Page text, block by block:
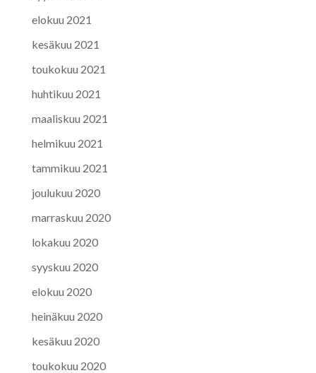
elokuu 2021
kesäkuu 2021
toukokuu 2021
huhtikuu 2021
maaliskuu 2021
helmikuu 2021
tammikuu 2021
joulukuu 2020
marraskuu 2020
lokakuu 2020
syyskuu 2020
elokuu 2020
heinäkuu 2020
kesäkuu 2020
toukokuu 2020